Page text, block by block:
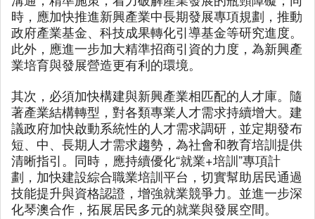
時，應加快推進新興產業中長期發展專項規劃，推動
政府產業基金、科技成果轉化引導基金等研究進度。
此外，應進一步加大精準招商引資的力度，為新興產
業培育與發展營造更有利的環境。
其次，必須加快構建與新興產業相匹配的人才庫。隨
著產業結構轉型，對各類專業人才需求持續增大。建
議政府加快啟動系統性的人才需求調研，並定期發布
短、中、長期人才需求趨勢，為社會和教育培訓提供
清晰指引。同時，應持續優化“就業+培訓”專項計
劃，加快建設綜合職業培訓平台，切實幫助居民通過
技能提升與資格認證，增強就業競爭力。並進一步深
化琴澳合作，拓展居民多元的就業與發展空間。